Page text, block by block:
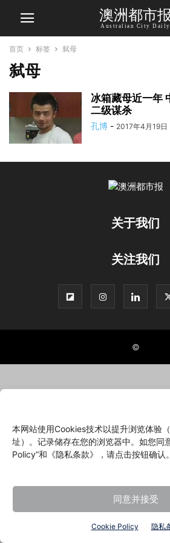
本网站使用Cookies技术以提升浏览体验
址）。记录储存在您的浏览器中。如您同
Policy”和《隐私条款》，请点击按钮确认。
同意并接受
Cookie Policy 隐私
澳洲都市报
Australian City Daily
首页 标签 弑母
弑母
冰箱藏母近一年
二级谋杀
孔博 - 2017年4月19日
关于我们
关注我们
©